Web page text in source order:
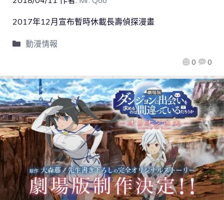
0 0
2017年12月宣布暫時休載長壽偵探漫畫
動漫情報